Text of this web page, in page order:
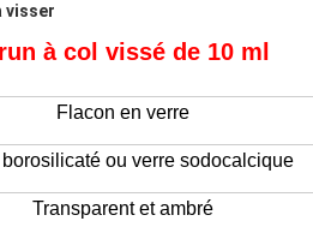
visser
à col vissé de 10 ml
Flacon en verre
borosilicaté ou verre sodocalcique
Transparent et ambré